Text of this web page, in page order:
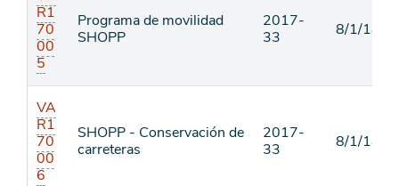
R1
70
00
5
Programa de movilidad
SHOPP
2017-
33
8/1/18
VA
R1
70
00
6
SHOPP - Conservación de
carreteras
2017-
33
8/1/18